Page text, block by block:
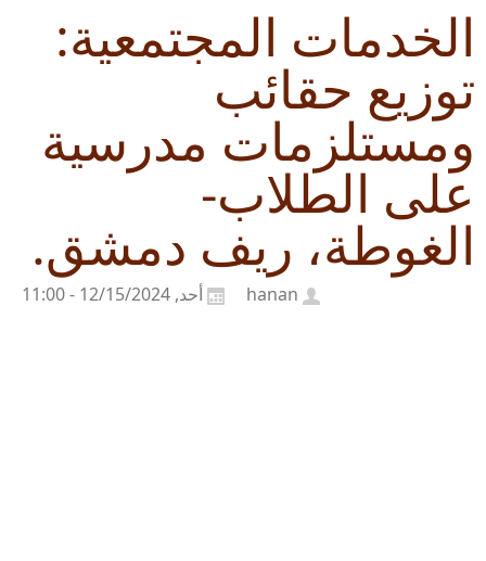
الخدمات المجتمعية:
توزيع حقائب
ومستلزمات مدرسية
على الطلاب-
الغوطة، ريف دمشق.
أحد, 12/15/2024 - 11:00 hanan